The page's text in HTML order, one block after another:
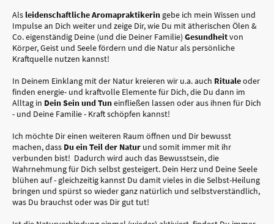
Als leidenschaftliche Aromapraktikerin gebe ich mein Wissen und
Impulse an Dich weiter und zeige Dir, wie Du mit ätherischen Ölen &
Co. eigenständig Deine (und die Deiner Familie) Gesundheitvon
Körper, Geist und Seele fördern und die Natur als persönliche
Kraftquelle nutzen kannst!
In Deinem Einklang mit der Natur kreieren wir u.a. auch Ritualeoder
finden energie- und kraftvolle Elemente für Dich, die Du dann im
Alltag in Dein Sein und Tuneinfließen lassen oder aus ihnen für Dich
- und Deine Familie - Kraft schöpfen kannst!
Ich möchte Dir einen weiteren Raum öffnen und Dir bewusst
machen, dass Du ein Teil der Natur und somit immer mit ihr
verbunden bist! Dadurch wird auch das Bewusstsein, die
Wahrnehmung für Dich selbst gesteigert. Dein Herz und Deine Seele
blühen auf - gleichzeitig kannst Du damit vieles in die Selbst-Heilung
bringen und spürst so wieder ganz natürlich und selbstverständlich,
was Du brauchst oder was Dir gut tut!